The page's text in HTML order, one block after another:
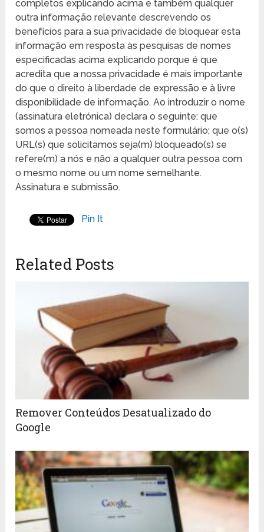
completos explicando acima e também qualquer
outra informação relevante descrevendo os
benefícios para a sua privacidade de bloquear esta
informação em resposta às pesquisas de nomes
especificadas acima explicando porque é que
acredita que a nossa privacidade é mais importante
do que o direito à liberdade de expressão e à livre
disponibilidade de informação. Ao introduzir o nome
(assinatura eletrónica) declara o seguinte: que
somos a pessoa nomeada neste formulário; que o(s)
URL(s) que solicitamos seja(m) bloqueado(s) se
refere(m) a nós e não a qualquer outra pessoa com
o mesmo nome ou um nome semelhante.
Assinatura e submissão.
Pin It
Related Posts
Remover Conteúdos Desatualizado do
Google